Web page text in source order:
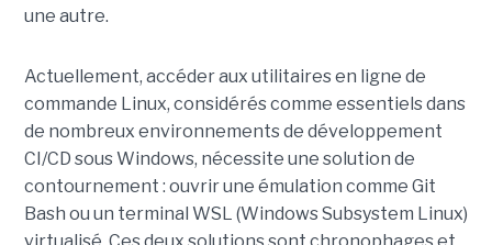
une autre.
Actuellement, accéder aux utilitaires en ligne de
commande Linux, considérés comme essentiels dans
de nombreux environnements de développement
CI/CD sous Windows, nécessite une solution de
contournement : ouvrir une émulation comme Git
Bash ou un terminal WSL (Windows Subsystem Linux)